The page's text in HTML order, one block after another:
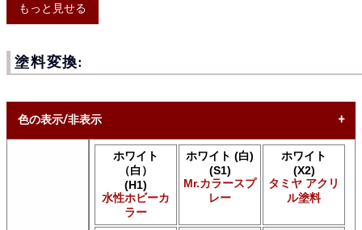
もっと見せる
塗料変換:
色の表示/非表示
* ボックスをオン/オフにして、同等の色を見つけやすくしま
Uncheck ALL
AK INTERACTIVE AK 3rd Gen Acrylics
ホワイト
（白）
(H1)
水性ホビーカ
ラー
ホワイト (白)
(S1)
Mr.カラースプ
レー
ホワイト
(X2)
タミヤ アクリ
ル塗料